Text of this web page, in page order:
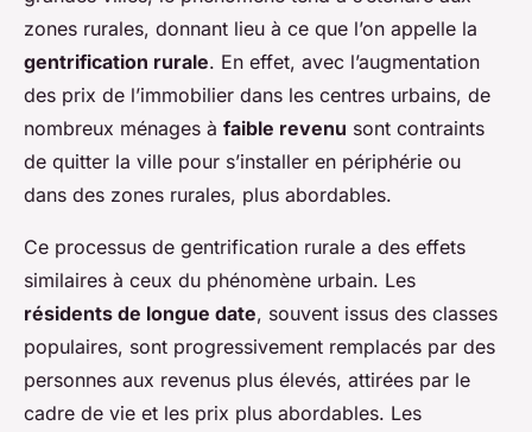
zones rurales, donnant lieu à ce que l’on appelle la
gentrification rurale. En effet, avec l’augmentation
des prix de l’immobilier dans les centres urbains, de
nombreux ménages à faible revenu sont contraints
de quitter la ville pour s’installer en périphérie ou
dans des zones rurales, plus abordables.
Ce processus de gentrification rurale a des effets
similaires à ceux du phénomène urbain. Les
résidents de longue date, souvent issus des classes
populaires, sont progressivement remplacés par des
personnes aux revenus plus élevés, attirées par le
cadre de vie et les prix plus abordables. Les